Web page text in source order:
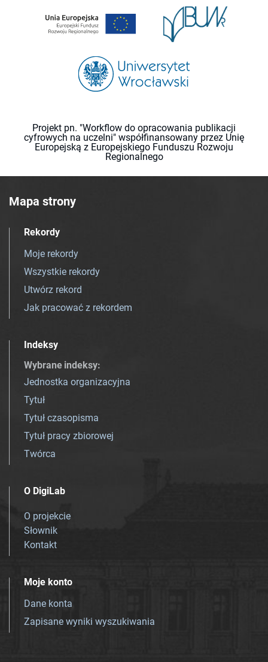
Projekt pn. "Workflow do opracowania publikacji
cyfrowych na uczelni" współfinansowany przez Unię
Europejską z Europejskiego Funduszu Rozwoju
Regionalnego
Mapa strony
Rekordy
Moje rekordy
Wszystkie rekordy
Utwórz rekord
Jak pracować z rekordem
Indeksy
Wybrane indeksy:
Jednostka organizacyjna
Tytuł
Tytuł czasopisma
Tytuł pracy zbiorowej
Twórca
O DigiLab
O projekcie
Słownik
Kontakt
Moje konto
Dane konta
Zapisane wyniki wyszukiwania